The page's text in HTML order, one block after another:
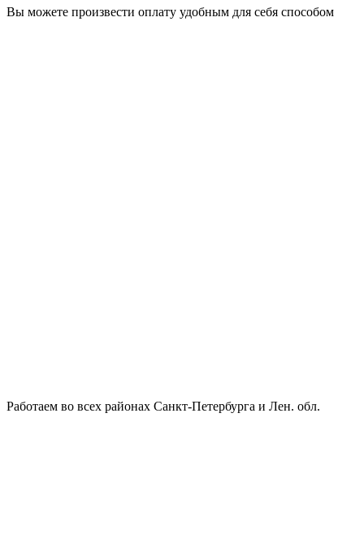
Вы можете произвести оплату удобным для себя способом
Работаем во всех районах Санкт-Петербурга и Лен. обл.